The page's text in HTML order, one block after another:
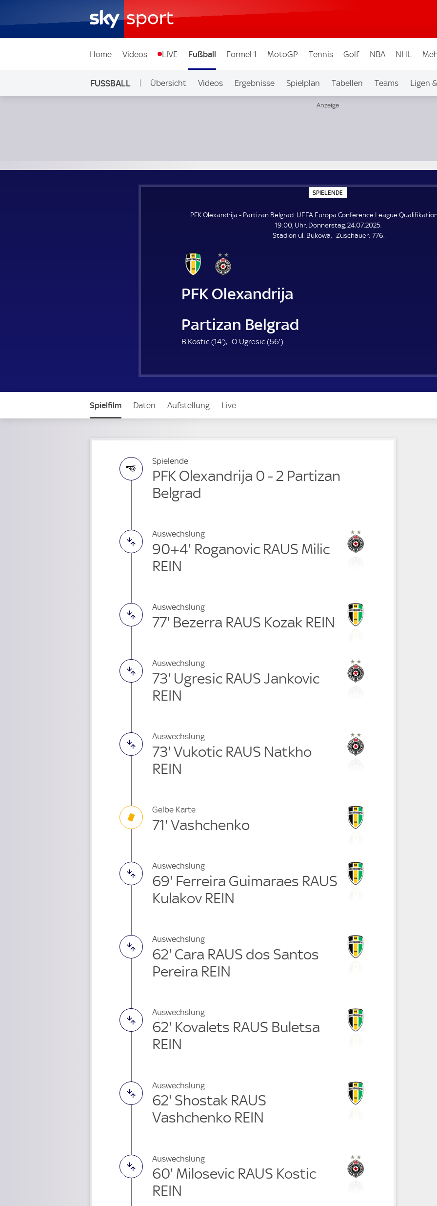
Home Videos LIVE Fußball Formel 1 MotoGP Tennis Golf NBA NHL
FUSSBALL Übersicht Videos Ergebnisse Spielplan Tabellen Teams Ligen
SPIELENDE
P
E
E
N
PFK Olexandrija - Partizan Belgrad. UEFA Europa Conference League
19:00, Uhr, Donnerstag, 24.07.2025.
Stadion ul. Bukowa
Zuschauer: Z
776.
PFK Olexandrija
Partizan Belgrad
B Kostic (14'1
m
n
u
) O Ugresic (56'5
m
n
)
Spielfilm Daten Aufstellung Live
Spielende
PFK Olexandrija 0 - 2 Partizan
Belgrad
Auswechslung
90+4' Roganovic RAUS Milic
REIN
Auswechslung
77' Bezerra RAUS Kozak REIN
Auswechslung
73' Ugresic RAUS Jankovic
REIN
Auswechslung
73' Vukotic RAUS Natkho
REIN
Gelbe Karte
71' Vashchenko
Auswechslung
69' Ferreira Guimaraes RAUS
Kulakov REIN
Auswechslung
62' Cara RAUS dos Santos
Pereira REIN
Auswechslung
62' Kovalets RAUS Buletsa
REIN
Auswechslung
62' Shostak RAUS
Vashchenko REIN
Auswechslung
60' Milosevic RAUS Kostic
REIN